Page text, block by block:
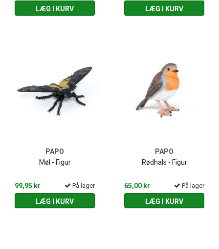
LÆG I KURV LÆG I KURV
PAPO
Møl - Figur
99,95 kr På lager
LÆG I KURV
PAPO
Rødhals - Figur
65,00 kr På lager
LÆG I KURV